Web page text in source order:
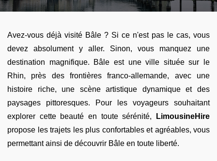
Avez-vous déjà visité Bâle ? Si ce n'est pas le cas, vous
devez absolument y aller. Sinon, vous manquez une
destination magnifique. Bâle est une ville située sur le
Rhin, près des frontières franco-allemande, avec une
histoire riche, une scène artistique dynamique et des
paysages pittoresques. Pour les voyageurs souhaitant
explorer cette beauté en toute sérénité,
LimousineHire
propose les trajets les plus confortables et agréables, vous
permettant ainsi de découvrir Bâle en toute liberté.